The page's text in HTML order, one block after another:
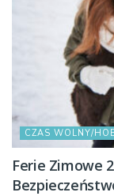
CZAS WOLNY/
Ferie Zimowe